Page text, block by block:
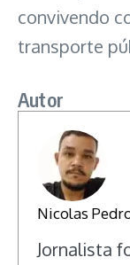
convivendo
transporte
Autor
Nicolas
Jornalista